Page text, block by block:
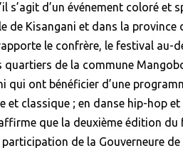
s’agit d’un événement coloré et
de Kisangani et dans la province
le confrère, le festival au-
quartiers de la commune
qui ont bénéficier d’une
et classique ; en danse hip-hop
que la deuxième édition
de la Gouverneure